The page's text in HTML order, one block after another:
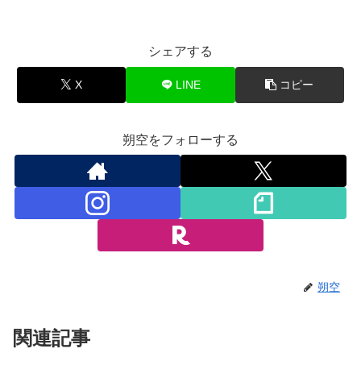
シェアする
X LINE コピー
朔空をフォローする
朔空
関連記事